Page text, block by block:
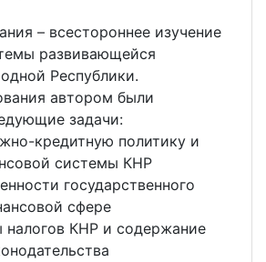
– всестороннее изучение
развивающейся
Республики.
автором были
задачи:
кредитную политику и
системы КНР
государственного
сфере
налогов КНР и содержание